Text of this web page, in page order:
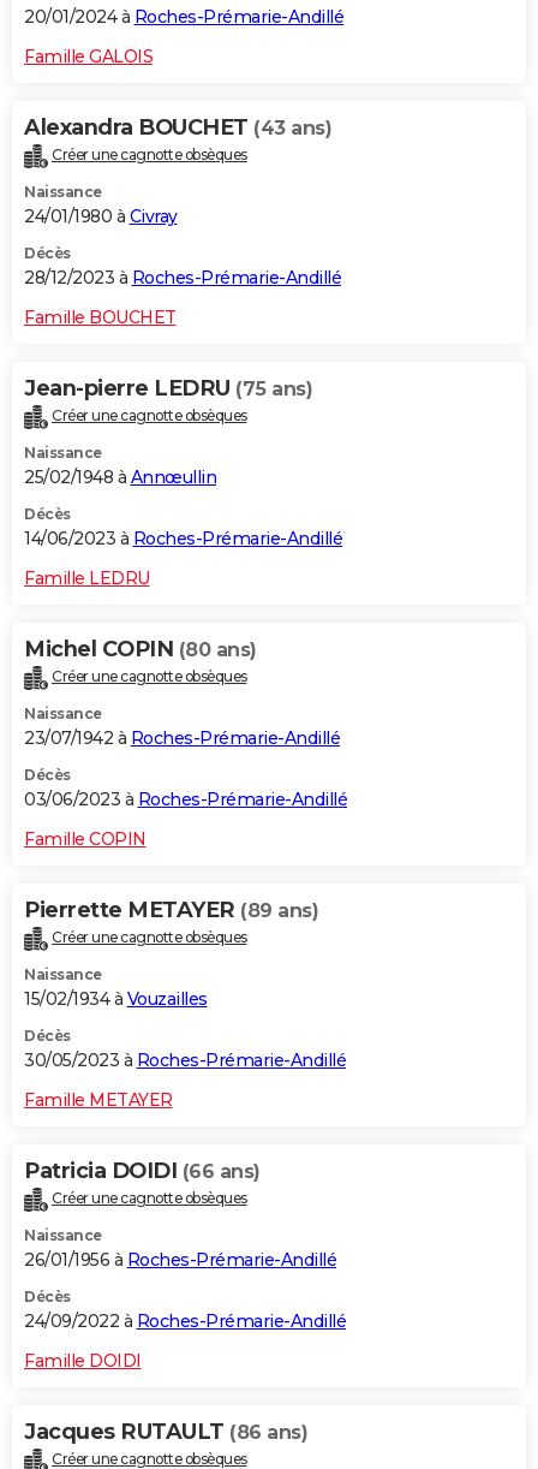
20/01/2024 à Roches-Prémarie-Andillé
Famille GALOIS
Alexandra BOUCHET (43 ans)
Créer une cagnotte obsèques
Naissance
24/01/1980 à Civray
Décès
28/12/2023 à Roches-Prémarie-Andillé
Famille BOUCHET
Jean-pierre LEDRU (75 ans)
Créer une cagnotte obsèques
Naissance
25/02/1948 à Annœullin
Décès
14/06/2023 à Roches-Prémarie-Andillé
Famille LEDRU
Michel COPIN (80 ans)
Créer une cagnotte obsèques
Naissance
23/07/1942 à Roches-Prémarie-Andillé
Décès
03/06/2023 à Roches-Prémarie-Andillé
Famille COPIN
Pierrette METAYER (89 ans)
Créer une cagnotte obsèques
Naissance
15/02/1934 à Vouzailles
Décès
30/05/2023 à Roches-Prémarie-Andillé
Famille METAYER
Patricia DOIDI (66 ans)
Créer une cagnotte obsèques
Naissance
26/01/1956 à Roches-Prémarie-Andillé
Décès
24/09/2022 à Roches-Prémarie-Andillé
Famille DOIDI
Jacques RUTAULT (86 ans)
Créer une cagnotte obsèques